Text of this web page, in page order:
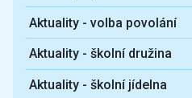
Aktuality - volba povolání
Aktuality - školní družina
Aktuality - školní jídelna